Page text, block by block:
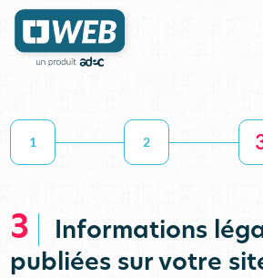
1 2
3
Informations
publiées sur votre